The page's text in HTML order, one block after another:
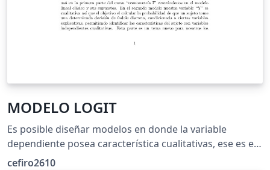
MODELO LOGIT
Es posible diseñar modelos en donde la variable
dependiente posea característica cualitativas, ese es el
caso que analizaremos en el presente trabajo,
cefiro2610